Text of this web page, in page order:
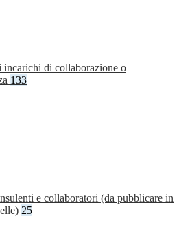
incarichi di collaborazione o
133
e collaboratori (da pubblicare in
25